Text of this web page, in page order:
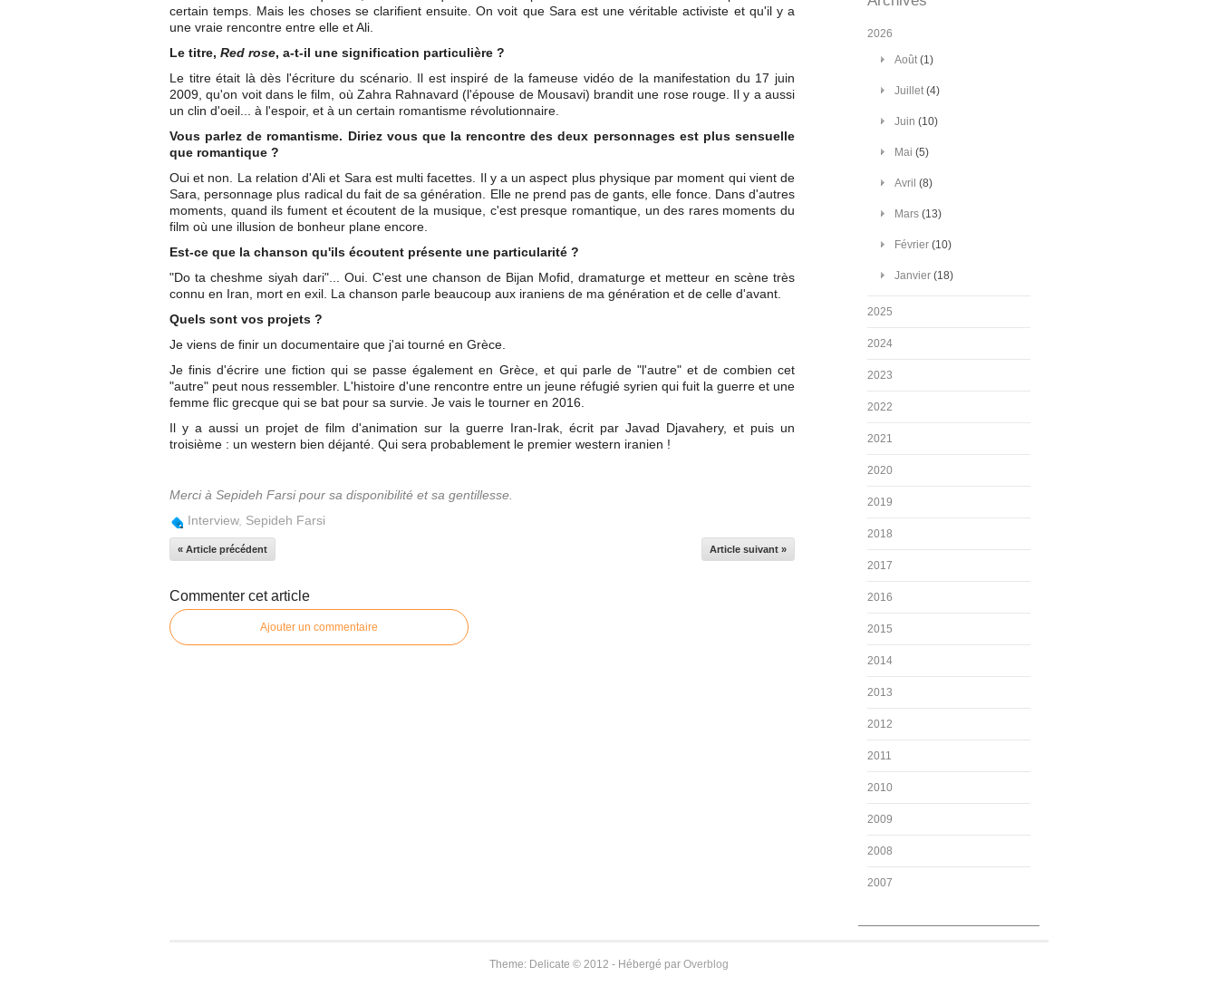
certain temps. Mais les choses se clarifient ensuite. On voit que Sara est une véritable activiste et qu'il y a
une vraie rencontre entre elle et Ali.
Le titre, Red rose, a-t-il une signification particulière ?
Le titre était là dès l'écriture du scénario. Il est inspiré de la fameuse vidéo de la manifestation du 17 juin
2009, qu'on voit dans le film, où Zahra Rahnavard (l'épouse de Mousavi) brandit une rose rouge. Il y a aussi
un clin d'oeil... à l'espoir, et à un certain romantisme révolutionnaire.
Vous parlez de romantisme. Diriez vous que la rencontre des deux personnages est plus sensuelle
que romantique ?
Oui et non. La relation d'Ali et Sara est multi facettes. Il y a un aspect plus physique par moment qui vient de
Sara, personnage plus radical du fait de sa génération. Elle ne prend pas de gants, elle fonce. Dans d'autres
moments, quand ils fument et écoutent de la musique, c'est presque romantique, un des rares moments du
film où une illusion de bonheur plane encore.
Est-ce que la chanson qu'ils écoutent présente une particularité ?
"Do ta cheshme siyah dari"... Oui. C'est une chanson de Bijan Mofid, dramaturge et metteur en scène très
connu en Iran, mort en exil. La chanson parle beaucoup aux iraniens de ma génération et de celle d'avant.
Quels sont vos projets ?
Je viens de finir un documentaire que j'ai tourné en Grèce.
Je finis d'écrire une fiction qui se passe également en Grèce, et qui parle de "l'autre" et de combien cet
"autre" peut nous ressembler. L'histoire d'une rencontre entre un jeune réfugié syrien qui fuit la guerre et une
femme flic grecque qui se bat pour sa survie. Je vais le tourner en 2016.
Il y a aussi un projet de film d'animation sur la guerre Iran-Irak, écrit par Javad Djavahery, et puis un
troisième : un western bien déjanté. Qui sera probablement le premier western iranien !
Merci à Sepideh Farsi pour sa disponibilité et sa gentillesse.
Interview, Sepideh Farsi
« Article précédent Article suivant »
Commenter cet article
Ajouter un commentaire
2026
Août(1)
Juillet(4)
Juin (10)
Mai (5)
Avril (8)
Mars (13)
Février (10)
Janvier (18)
2025
2024
2023
2022
2021
2020
2019
2018
2017
2016
2015
2014
2013
2012
2011
2010
2009
2008
2007
Theme: Delicate © 2012 - Hébergé par Overblog